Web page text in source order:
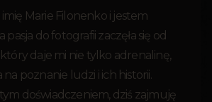
Marie Filonenko i jestem
do fotografii zaczęła się od
daje mi nie tylko adrenalinę,
poznanie ludzi i ich historii.
doświadczeniem, dziś zajmuję